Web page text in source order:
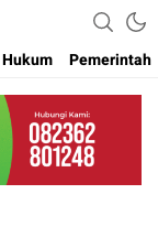
Hukum Pemerintah